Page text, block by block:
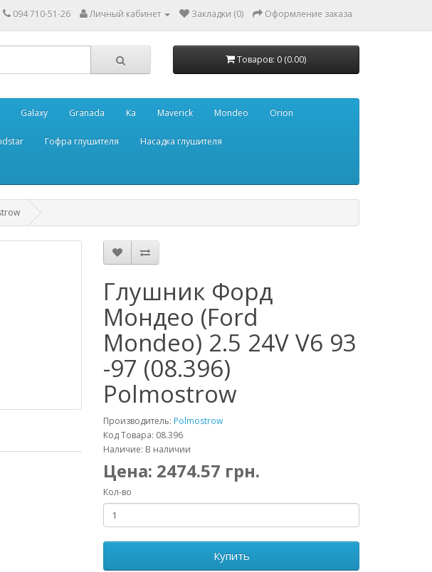
094 710-51-26 Личный кабинет Закладки (0) Оформление заказа
Товаров: 0 (0.00)
Galaxy Granada Ka Maverick Mondeo Orion
Гофра глушителя Насадка глушителя
Глушник Форд
Мондео (Ford
Mondeo) 2.5 24V V6 93
-97 (08.396)
Polmostrow
Производитель: Polmostrow
Код Товара: 08.396
Наличие: В наличии
Цена: 2474.57 грн.
Кол-во
Купить